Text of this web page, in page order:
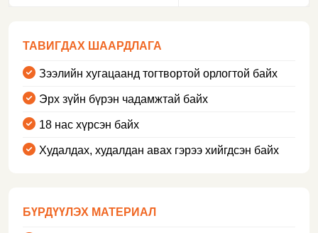
ТАВИГДАХ ШААРДЛАГА
Зээлийн хугацаанд тогтвортой орлогтой байх
Эрх зүйн бүрэн чадамжтай байх
18 нас хүрсэн байх
Худалдах, худалдан авах гэрээ хийгдсэн байх
БҮРДҮҮЛЭХ МАТЕРИАЛ